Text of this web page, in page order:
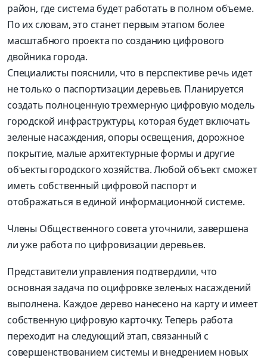
район, где система будет работать в полном объеме.
По их словам, это станет первым этапом более
масштабного проекта по созданию цифрового
двойника города.
Специалисты пояснили, что в перспективе речь идет
не только о паспортизации деревьев. Планируется
создать полноценную трехмерную цифровую модель
городской инфраструктуры, которая будет включать
зеленые насаждения, опоры освещения, дорожное
покрытие, малые архитектурные формы и другие
объекты городского хозяйства. Любой объект сможет
иметь собственный цифровой паспорт и
отображаться в единой информационной системе.
Члены Общественного совета уточнили, завершена
ли уже работа по цифровизации деревьев.
Представители управления подтвердили, что
основная задача по оцифровке зеленых насаждений
выполнена. Каждое дерево нанесено на карту и имеет
собственную цифровую карточку. Теперь работа
переходит на следующий этап, связанный с
совершенствованием системы и внедрением новых